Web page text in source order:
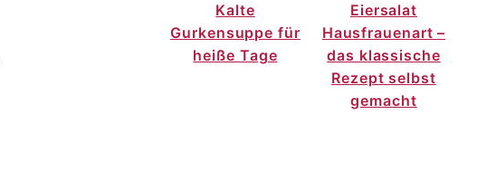
Kalte
Gurkensuppe für
heiße Tage
Eiersalat
Hausfrauenart –
das klassische
Rezept selbst
gemacht